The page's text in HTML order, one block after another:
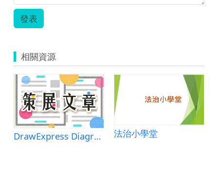
微
發表
相關資源
DrawExpress Diagram Lite 法治小學堂